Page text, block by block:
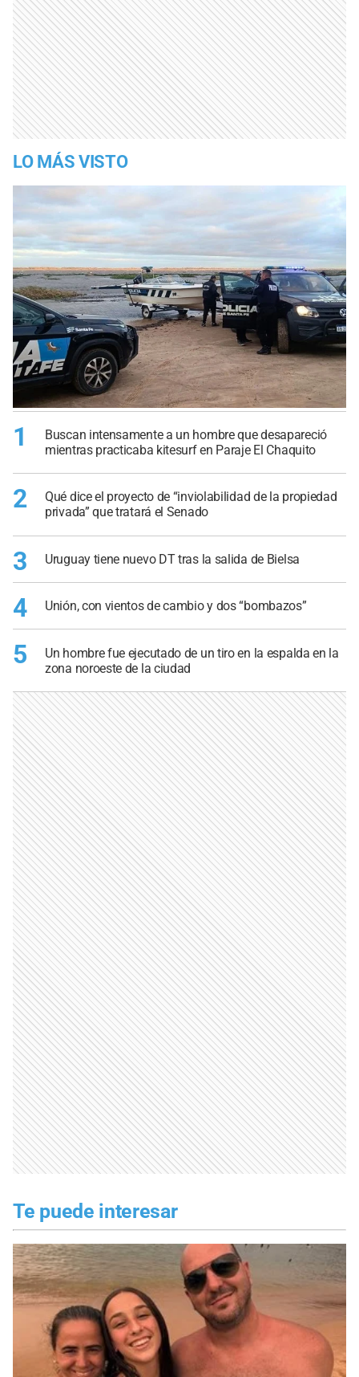
LO MÁS VISTO
1
Buscan intensamente a un hombre que desapareció
mientras practicaba kitesurf en Paraje El Chaquito
2
Qué dice el proyecto de “inviolabilidad de la propiedad
privada” que tratará el Senado
3 Uruguay tiene nuevo DT tras la salida de Bielsa
4 Unión, con vientos de cambio y dos “bombazos”
5
Un hombre fue ejecutado de un tiro en la espalda en la
zona noroeste de la ciudad
Te puede interesar